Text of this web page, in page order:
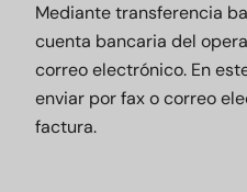
Mediante transferencia
cuenta bancaria del
correo electrónico. En
enviar por fax o correo
factura.